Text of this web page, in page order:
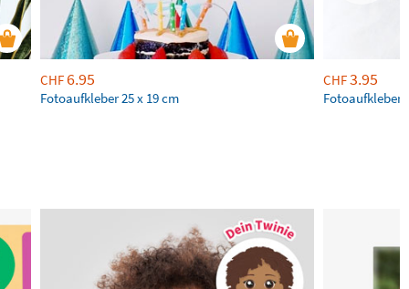
CHF6.95
Fotoaufkleber 25 x 19 cm
CHF3.95
Fotoaufkleber